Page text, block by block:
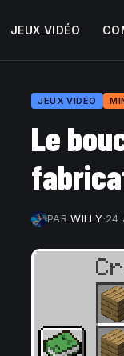
JEUX VIDÉO
JEUX VIDÉO
Le
PARWILLY·24